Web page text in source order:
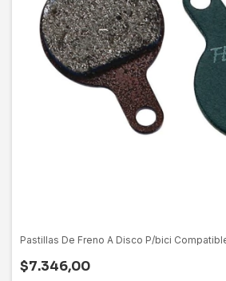
Pastillas De Freno A Disco P/bici
$7.346,00